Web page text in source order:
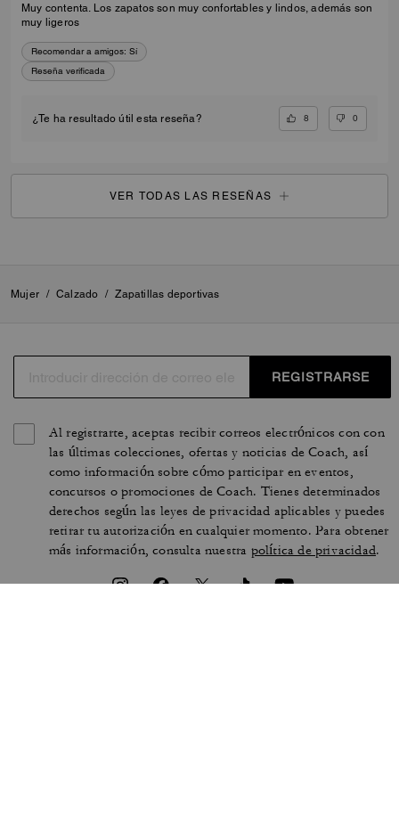
Muy contenta. Los zapatos son muy confortables y lindos, además son
muy ligeros
Recomendar a amigos: Sí
Reseña verificada
¿Te ha resultado útil esta reseña? 8 0
VER TODAS LAS RESEÑAS
Mujer / Calzado / Zapatillas deportivas
REGISTRARSE
Al registrarte, aceptas recibir correos electrónicos con con
las últimas colecciones, ofertas y noticias de Coach, así
como información sobre cómo participar en eventos,
concursos o promociones de Coach. Tienes determinados
derechos según las leyes de privacidad aplicables y puedes
retirar tu autorización en cualquier momento. Para obtener
más información, consulta nuestra política de privacidad.